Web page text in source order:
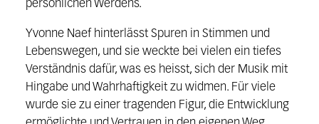
persönlichen Werdens.
Yvonne Naef hinterlässt Spuren in Stimmen und
Lebenswegen, und sie weckte bei vielen ein tiefes
Verständnis dafür, was es heisst, sich der Musik mit
Hingabe und Wahrhaftigkeit zu widmen. Für viele
wurde sie zu einer tragenden Figur, die Entwicklung